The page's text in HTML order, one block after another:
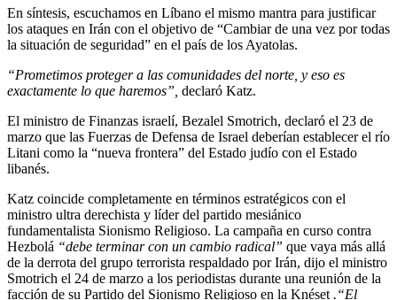
En síntesis, escuchamos en Líbano el mismo mantra para justificar
los ataques en Irán con el objetivo de “Cambiar de una vez por todas
la situación de seguridad” en el país de los Ayatolas.
“Prometimos proteger a las comunidades del norte, y eso es
exactamente lo que haremos”, declaró Katz.
El ministro de Finanzas israelí, Bezalel Smotrich, declaró el 23 de
marzo que las Fuerzas de Defensa de Israel deberían establecer el río
Litani como la “nueva frontera” del Estado judío con el Estado
libanés.
Katz coincide completamente en términos estratégicos con el
ministro ultra derechista y líder del partido mesiánico
fundamentalista Sionismo Religioso. La campaña en curso contra
Hezbolá “debe terminar con un cambio radical” que vaya más allá
de la derrota del grupo terrorista respaldado por Irán, dijo el ministro
Smotrich el 24 de marzo a los periodistas durante una reunión de la
facción de su Partido del Sionismo Religioso en la Knéset .“El